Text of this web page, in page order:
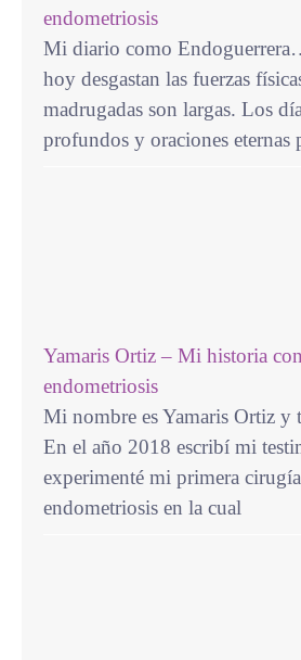
endometriosis
Mi diario como
hoy desgastan las fuerzas
madrugadas son largas. Los
profundos y oraciones eternas
Yamaris Ortiz – Mi historia
endometriosis
Mi nombre es Yamaris Ortiz y
En el año 2018 escribí mi
experimenté mi primera
endometriosis en la cual